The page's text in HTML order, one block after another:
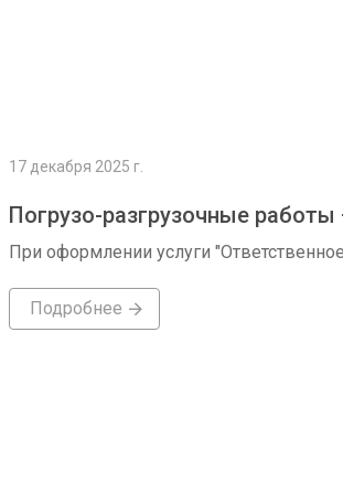
17 декабря 2025 г.
Погрузо-разгрузочные
При оформлении услуги
Подробнее